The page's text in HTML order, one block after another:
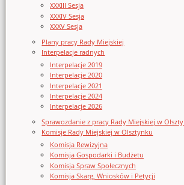
XXXIII Sesja
XXXIV Sesja
XXXV Sesja
Plany pracy Rady Miejskiej
Interpelacje radnych
Interpelacje 2019
Interpelacje 2020
Interpelacje 2021
Interpelacje 2024
Interpelacje 2026
Sprawozdanie z pracy Rady Miejskiej w
Komisje Rady Miejskiej w Olsztynku
Komisja Rewizyjna
Komisja Gospodarki i Budżetu
Komisja Spraw Społecznych
Komisja Skarg, Wniosków i Petycji